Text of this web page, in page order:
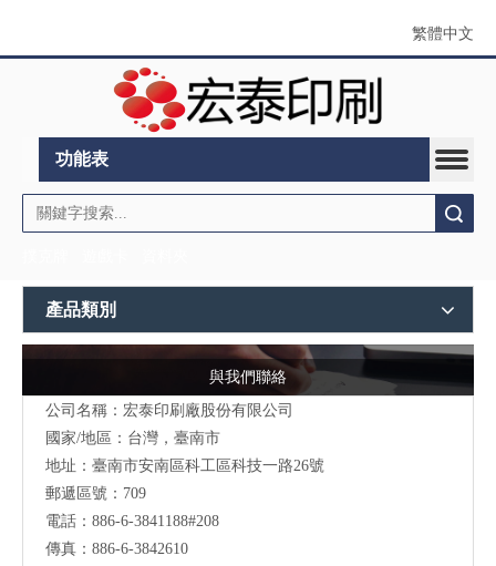
繁體中文
功能表
產品類別
與我們聯絡
公司名稱：宏泰印刷廠股份有限公司
國家/地區：台灣，臺南市
地址： 臺南市安南區科工區科技一路26號
郵遞區號：709
電話：886-6-3841188#208
傳真：886-6-3842610